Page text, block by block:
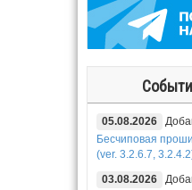
05.08.2026
Бесчиповая
(ver. 3.2.6.7,
03.08.2026